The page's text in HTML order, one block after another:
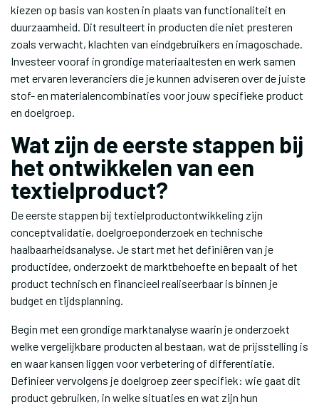
kiezen op basis van kosten in plaats van functionaliteit en
duurzaamheid. Dit resulteert in producten die niet presteren
zoals verwacht, klachten van eindgebruikers en imagoschade.
Investeer vooraf in grondige materiaaltesten en werk samen
met ervaren leveranciers die je kunnen adviseren over de juiste
stof- en materialencombinaties voor jouw specifieke product
en doelgroep.
Wat zijn de eerste stappen bij
het ontwikkelen van een
textielproduct?
De eerste stappen bij textielproductontwikkeling zijn
conceptvalidatie, doelgroeponderzoek en technische
haalbaarheidsanalyse. Je start met het definiëren van je
productidee, onderzoekt de marktbehoefte en bepaalt of het
product technisch en financieel realiseerbaar is binnen je
budget en tijdsplanning.
Begin met een grondige marktanalyse waarin je onderzoekt
welke vergelijkbare producten al bestaan, wat de prijsstelling is
en waar kansen liggen voor verbetering of differentiatie.
Definieer vervolgens je doelgroep zeer specifiek: wie gaat dit
product gebruiken, in welke situaties en wat zijn hun